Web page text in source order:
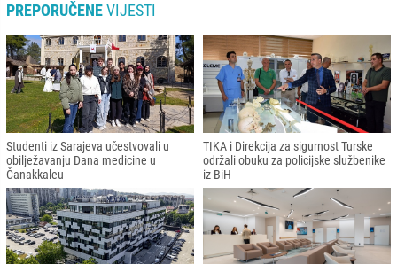
PREPORUČENEVIJESTI
Studenti iz Sarajeva učestvovali u
obilježavanju Dana medicine u
Čanakkaleu
TIKA i Direkcija za sigurnost Turske
održali obuku za policijske službenike
iz BiH